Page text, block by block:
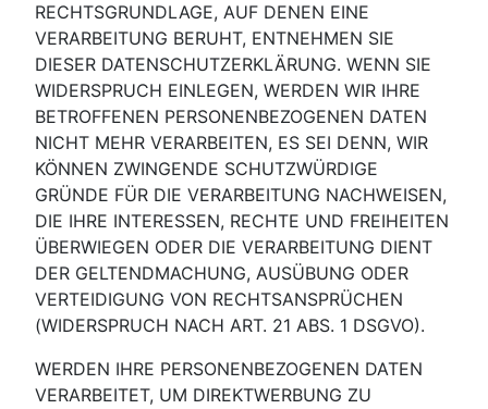
RECHTSGRUNDLAGE, AUF DENEN EINE
VERARBEITUNG BERUHT, ENTNEHMEN SIE
DIESER DATENSCHUTZERKLÄRUNG. WENN SIE
WIDERSPRUCH EINLEGEN, WERDEN WIR IHRE
BETROFFENEN PERSONENBEZOGENEN DATEN
NICHT MEHR VERARBEITEN, ES SEI DENN, WIR
KÖNNEN ZWINGENDE SCHUTZWÜRDIGE
GRÜNDE FÜR DIE VERARBEITUNG NACHWEISEN,
DIE IHRE INTERESSEN, RECHTE UND FREIHEITEN
ÜBERWIEGEN ODER DIE VERARBEITUNG DIENT
DER GELTENDMACHUNG, AUSÜBUNG ODER
VERTEIDIGUNG VON RECHTSANSPRÜCHEN
(WIDERSPRUCH NACH ART. 21 ABS. 1 DSGVO).
WERDEN IHRE PERSONENBEZOGENEN DATEN
VERARBEITET, UM DIREKTWERBUNG ZU